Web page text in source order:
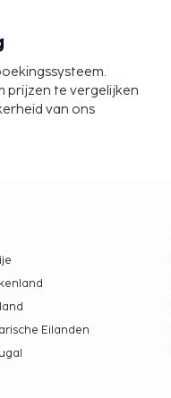
een
Dit
van de
volwassenen
zijn mogelijk
niet
prijzen te vergelijken
van ons
Eilanden